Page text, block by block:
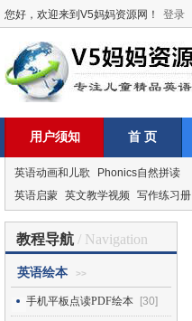
您好，欢迎来到V5妈妈资源网！ 登录
用户须知 首 页
英语动画和儿歌
Phonics自然拼读
英语启蒙 英文教学视频 写作练习册
教程导航 / Navigation
英语绘本 >>
手机平板点读PDF绘本 [30]